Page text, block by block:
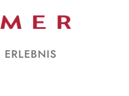
ERLEBNIS